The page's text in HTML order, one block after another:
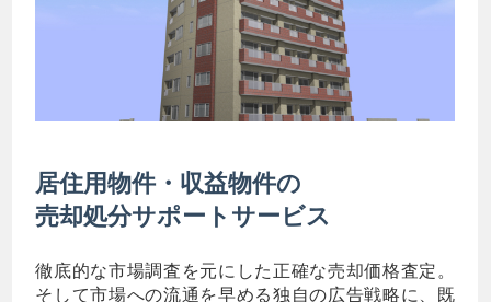
居住用物件・収益物件の
売却処分サポートサービス
徹底的な市場調査を元にした正確な売却価格査定。
そして市場への流通を早める独自の広告戦略に、既